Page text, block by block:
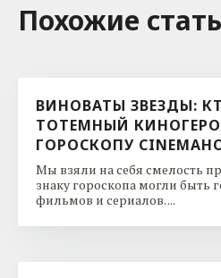
Похожие
ВИНОВАТЫ ЗВЕЗДЫ:
ТОТЕМНЫЙ
ГОРОСКОПУ
Мы взяли на себя смелость
знаку гороскопа могли быть
фильмов и сериалов. ...